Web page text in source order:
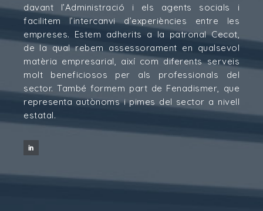
davant l’Administració i els agents socials i
facilitem l’intercanvi d’experiències entre les
empreses. Estem adherits a la patronal Cecot,
de la qual rebem assessorament en qualsevol
matèria empresarial, així com diferents serveis
molt beneficiosos per als professionals del
sector. També formem part de Fenadismer, que
representa autònoms i pimes del sector a nivell
estatal.